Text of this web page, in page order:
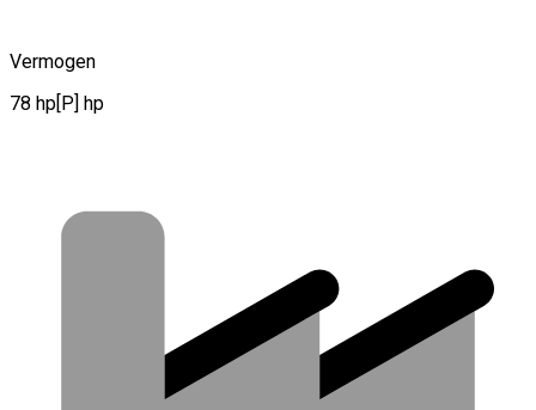
Vermogen
78 hp[P] hp